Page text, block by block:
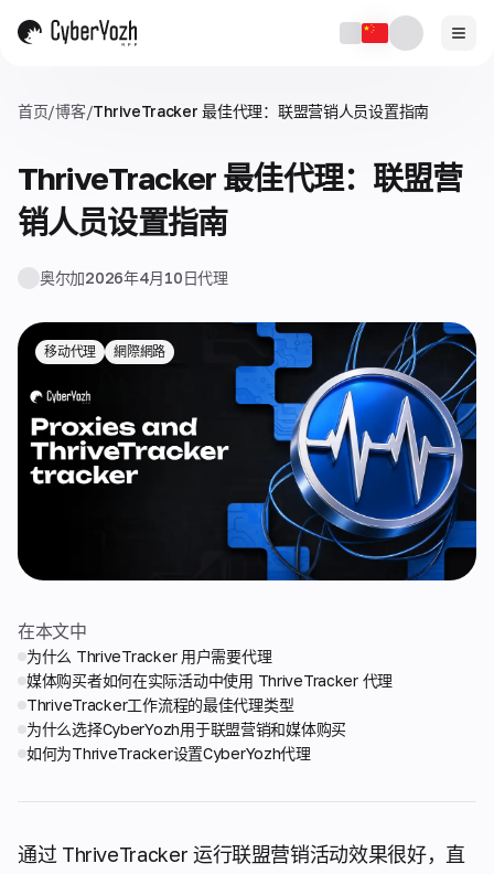
首页/博客/ThriveTracker 最佳代理：联盟营销人员设置指南
ThriveTracker 最佳代理：联盟营
销人员设置指南
奥尔加2026年4月10日代理
移动代理 網際網路
在本文中
为什么 ThriveTracker 用户需要代理
媒体购买者如何在实际活动中使用 ThriveTracker 代理
ThriveTracker工作流程的最佳代理类型
为什么选择CyberYozh用于联盟营销和媒体购买
如何为ThriveTracker设置CyberYozh代理
通过 ThriveTracker 运行联盟营销活动效果很好，直